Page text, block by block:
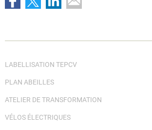
LABELLISATION TEPCV
PLAN ABEILLES
ATELIER DE TRANSFORMATION
VÉLOS ÉLECTRIQUES